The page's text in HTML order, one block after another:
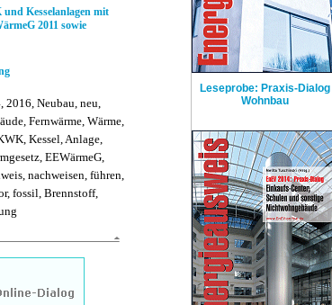
Kesselanlagen mit
2011 sowie
2016, Neubau, neu,
Fernwärme, Wärme,
Kessel, Anlage,
EEWärmeG,
nachweisen, führen,
fossil, Brennstoff,
Leseprobe: Praxis-Dialog
Wohnbau